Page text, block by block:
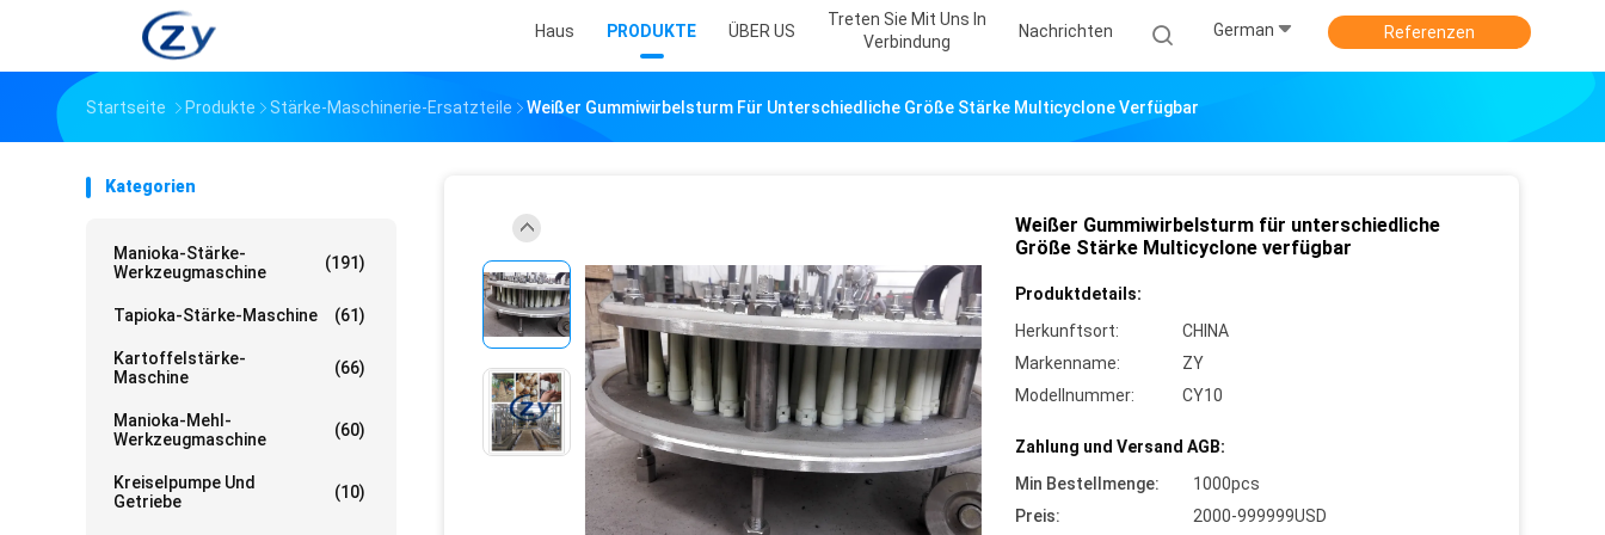
Haus PRODUKTE ÜBER US
Treten Sie Mit Uns In
Verbindung
Nachrichten German Referenzen
Startseite Produkte Stärke-Maschinerie-Ersatzteile Weißer Gummiwirbelsturm Für Unterschiedliche Größe Stärke Multicyclone Verfügbar
Kategorien
Manioka-Stärke-
Werkzeugmaschine
(191)
Tapioka-Stärke-Maschine (61)
Kartoffelstärke-
Maschine
(66)
Manioka-Mehl-
Werkzeugmaschine
(60)
Kreiselpumpe Und
Getriebe
(10)
Weißer Gummiwirbelsturm für unterschiedliche
Größe Stärke Multicyclone verfügbar
Produktdetails:
Herkunftsort:
CHINA
Markenname:
ZY
Modellnummer:
CY10
Zahlung und Versand AGB:
Min Bestellmenge:
1000pcs
Preis:
2000-999999USD